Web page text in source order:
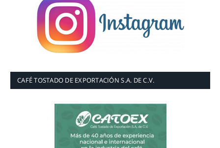
CAFÉ TOSTADO DE EXPORTACIÓN S.A. DE C.V.